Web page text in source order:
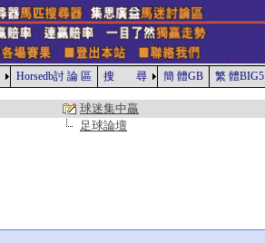
Horsedb討 論 區 搜 尋 簡 體GB 繁 體BIG5
球迷集中贏
足球論壇